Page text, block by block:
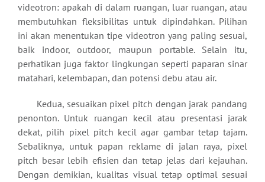
videotron: apakah di dalam ruangan, luar ruangan, atau
membutuhkan fleksibilitas untuk dipindahkan. Pilihan
ini akan menentukan tipe videotron yang paling sesuai,
baik indoor, outdoor, maupun portable. Selain itu,
perhatikan juga faktor lingkungan seperti paparan sinar
matahari, kelembapan, dan potensi debu atau air.
Kedua, sesuaikan pixel pitch dengan jarak pandang
penonton. Untuk ruangan kecil atau presentasi jarak
dekat, pilih pixel pitch kecil agar gambar tetap tajam.
Sebaliknya, untuk papan reklame di jalan raya, pixel
pitch besar lebih efisien dan tetap jelas dari kejauhan.
Dengan demikian, kualitas visual tetap optimal sesuai